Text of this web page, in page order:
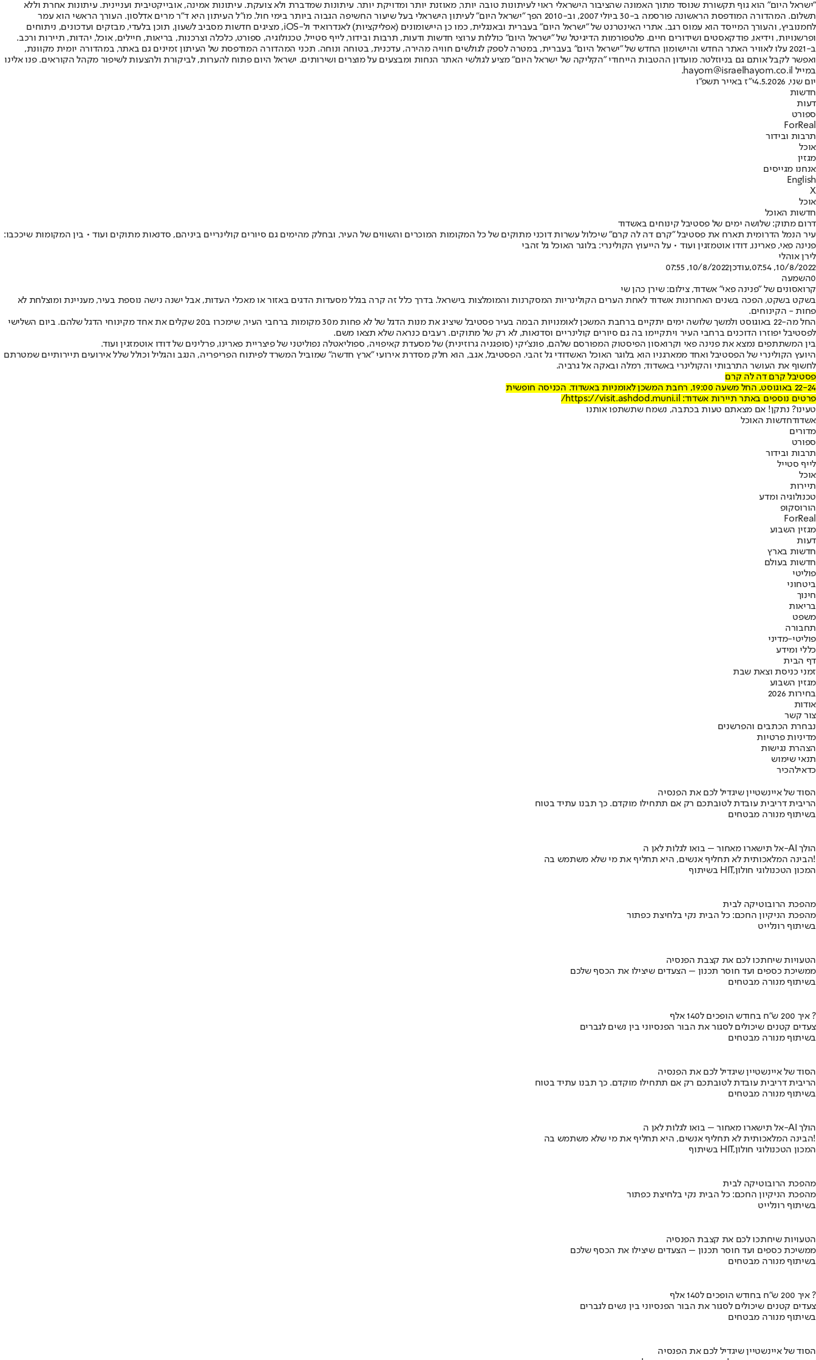
"ישראל היום" הוא גוף תקשורת שנוסד מתוך האמונה שהציבור הישראלי ראוי לעיתונות טובה יותר, מאוזנת יותר ומדויקת יותר. עיתונות שמדברת ולא צועקת. עיתונות אמינה, אובייקטיבית ועניינית. עיתונות אחרת וללא
תשלום. המהדורה המודפסת הראשונה פורסמה ב-30 ביולי 2007, וב-2010 הפך "ישראל היום" לעיתון הישראלי בעל שיעור החשיפה הגבוה ביותר בימי חול. מו"ל העיתון היא ד"ר מרים אדלסון. העורך הראשי הוא עמר
לחמנוביץ, והעורך המייסד הוא עמוס רגב. אתרי האינטרנט של "ישראל היום" בעברית ובאנגלית, כמו כן היישומונים (אפליקציות) לאנדרואיד ול-iOS, מציגים חדשות מסביב לשעון, תוכן בלעדי, מבזקים ועדכונים, ניתוחים
ופרשנויות, וידיאו, פודקאסטים ושידורים חיים. פלטפורמות הדיגיטל של "ישראל היום" כוללות ערוצי חדשות ודעות, תרבות ובידור, לייף סטייל, טכנולוגיה, ספורט, כלכלה וצרכנות, בריאות, חיילים, אוכל, יהדות, תיירות ורכב.
ב-2021 עלו לאוויר האתר החדש והיישומון החדש של "ישראל היום" בעברית, במטרה לספק לגולשים חוויה מהירה, עדכנית, בטוחה ונוחה. תכני המהדורה המודפסת של העיתון זמינים גם באתר, במהדורה יומית מקוונת,
ואפשר לקבל אותם גם בניוזלטר. מועדון ההטבות הייחודי "הקליקה של ישראל היום" מציע לגולשי האתר הנחות ומבצעים על מוצרים ושירותים. ישראל היום פתוח להערות, לביקורת ולהצעות לשיפור מקהל הקוראים. פנו אלינו
במייל hayom@israelhayom.co.il.
יום שני, 4.5.2026
י"ז באייר תשפ"ו
חדשות
דעות
ספורט
ForReal
תרבות ובידור
אוכל
מגזין
אנחנו מגייסים
English
X
אוכל
חדשות האוכל
דרום מתוק: שלושה ימים של פסטיבל קינוחים באשדוד
עיר הנמל הדרומית תארח את פסטיבל "קרם דה לה קרם" שיכלול עשרות דוכני מתוקים של כל המקומות המוכרים והשווים של העיר, ובחלק מהימים גם סיורים קולינריים ביניהם, סדנאות מתוקים ועוד • בין המקומות שיככבו:
פנינה פאי, פארינו, דודו אוטמזגין ועוד • על הייעוץ הקולינרי: בלוגר האוכל גל זהבי
לירן אוהלי
10/8/2022, 07:54
,עודכן10/8/2022, 07:55
0השמעה
קרואסונים של "פנינה פאי" אשדוד, צילום: שירן כהן שי
בשקט בשקט, הפכה בשנים האחרונות אשדוד לאחת הערים הקולינריות המסקרנות והמומלצות בישראל. בדרך כלל זה קרה בגלל מסעדות הדגים באזור או מאכלי העדות, אבל ישנה נישה נוספת בעיר, מעניינת ומוצלחת לא
פחות - הקינוחים.
החל מה-22 באוגוסט ולמשך שלושה ימים יתקיים ברחבת המשכן לאומנויות הבמה בעיר פסטיבל שיציג את מנות הדגל של לא פחות מ30 מקומות ברחבי העיר, שימכרו ב20 שקלים את אחד מקינוחי הדגל שלהם. ביום השלישי
לפסטיבל יפוזרו הדוכנים ברחבי העיר ויתקיימו בה גם סיורים קולינריים וסדנאות, לא רק של מתוקים. רעבים כנראה שלא תצאו משם.
בין המשתתפים נמצא את פנינה פאי וקרואסון הפיסטוק המפורסם שלהם, פונצ'יקי (סופגניה גרוזינית) של מסעדת קאיפויה, ספוליאטלה נפוליטני של פיצריית פארינו, פרלינים של דודו אוטמזגין ועוד.
היועץ הקולינרי של הפסטיבל ואחד ממארגניו הוא בלוגר האוכל האשדודי גל זהבי. הפסטיבל, אגב, הוא חלק מסדרת אירועי "ארץ חדשה" שמוביל המשרד לפיתוח הפריפריה, הנגב והגליל וכולל שלל אירועים תיירותיים שמטרתם
לחשוף את העושר התרבותי והקולינרי באשדוד, רמלה ובאקה אל גרביה.
פסטיבל קרם דה לה קרם
22-24 באוגוסט, החל משעה 19:00, רחבת המשכן לאומניות באשדוד. הכניסה חופשית
פרטים נוספים באתר תיירות אשדוד: https://visit.ashdod.muni.il/
טעינו? נתקן! אם מצאתם טעות בכתבה, נשמח שתשתפו אותנו
אשדודחדשות האוכל
מדורים
ספורט
תרבות ובידור
לייף סטייל
אוכל
תיירות
טכנולוגיה ומדע
הורוסקופ
ForReal
מגזין השבוע
דעות
חדשות בארץ
חדשות בעולם
פוליטי
ביטחוני
חינוך
בריאות
משפט
תחבורה
פוליטי-מדיני
כללי ומידע
דף הבית
זמני כניסת וצאת שבת
מגזין השבוע
בחירות 2026
אודות
צור קשר
נבחרת הכתבים והפרשנים
מדיניות פרטיות
הצהרת נגישות
תנאי שימוש
כדאילהכיר
הסוד של איינשטיין שיגדיל לכם את הפנסיה
הריבית דריבית עובדת לטובתכם רק אם תתחילו מוקדם. כך תבנו עתיד בטוח
בשיתוף מנורה מבטחים
אל תישארו מאחור – בואו לגלות לאן ה-AI הולך
הבינה המלאכותית לא תחליף אנשים, היא תחליף את מי שלא משתמש בה!
בשיתוף HIT,המכון הטכנולוגי חולון
מהפכת הרובוטיקה לבית
מהפכת הניקיון החכם: כל הבית נקי בלחיצת כפתור
בשיתוף רונלייט
הטעויות שיחתכו לכם את קצבת הפנסיה
ממשיכת כספים ועד חוסר תכנון – הצעדים שיצילו את הכסף שלכם
בשיתוף מנורה מבטחים
איך 200 ש"ח בחודש הופכים ל140 אלף ?
צעדים קטנים שיכולים לסגור את הבור הפנסיוני בין נשים לגברים
בשיתוף מנורה מבטחים
הסוד של איינשטיין שיגדיל לכם את הפנסיה
הריבית דריבית עובדת לטובתכם רק אם תתחילו מוקדם. כך תבנו עתיד בטוח
בשיתוף מנורה מבטחים
אל תישארו מאחור – בואו לגלות לאן ה-AI הולך
הבינה המלאכותית לא תחליף אנשים, היא תחליף את מי שלא משתמש בה!
בשיתוף HIT,המכון הטכנולוגי חולון
מהפכת הרובוטיקה לבית
מהפכת הניקיון החכם: כל הבית נקי בלחיצת כפתור
בשיתוף רונלייט
הטעויות שיחתכו לכם את קצבת הפנסיה
ממשיכת כספים ועד חוסר תכנון – הצעדים שיצילו את הכסף שלכם
בשיתוף מנורה מבטחים
איך 200 ש"ח בחודש הופכים ל140 אלף ?
צעדים קטנים שיכולים לסגור את הבור הפנסיוני בין נשים לגברים
בשיתוף מנורה מבטחים
הסוד של איינשטיין שיגדיל לכם את הפנסיה